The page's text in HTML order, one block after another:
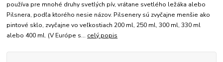
používa pre mnohé druhy svetlých pív, vrátane svetlého ležáka alebo
Pilsnera, podľa ktorého nesie názov. Pilsenery sú zvyčajne menšie ako
pintové sklo, zvyčajne vo veľkostiach 200 ml, 250 ml, 300 ml, 330 ml
alebo 400 ml. (V Európe s... celý popis